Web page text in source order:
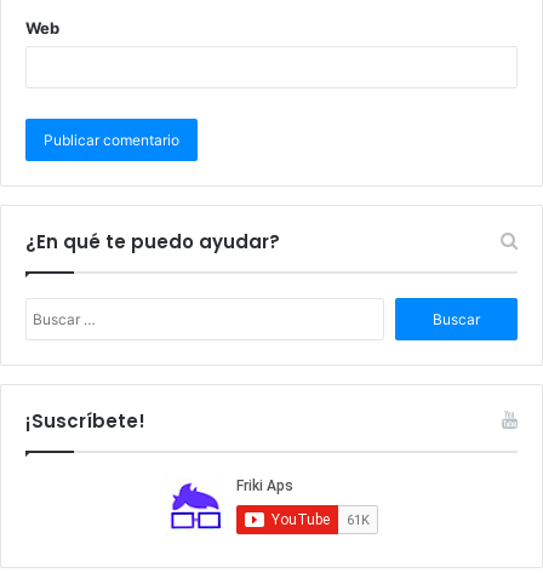
Web
¿En qué te puedo ayudar?
s
c
¡Suscríbete!